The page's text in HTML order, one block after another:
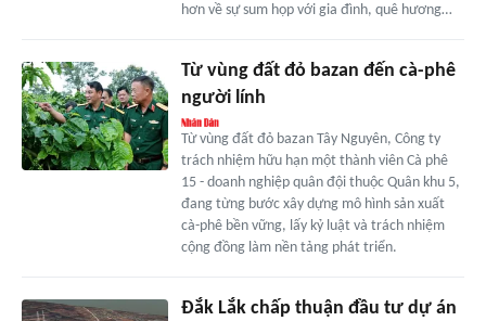
hơn về sự sum họp với gia đình, quê hương…
Từ vùng đất đỏ bazan đến cà-phê
người lính
Từ vùng đất đỏ bazan Tây Nguyên, Công ty
trách nhiệm hữu hạn một thành viên Cà phê
15 - doanh nghiệp quân đội thuộc Quân khu 5,
đang từng bước xây dựng mô hình sản xuất
cà-phê bền vững, lấy kỷ luật và trách nhiệm
cộng đồng làm nền tảng phát triển.
Đắk Lắk chấp thuận đầu tư dự án